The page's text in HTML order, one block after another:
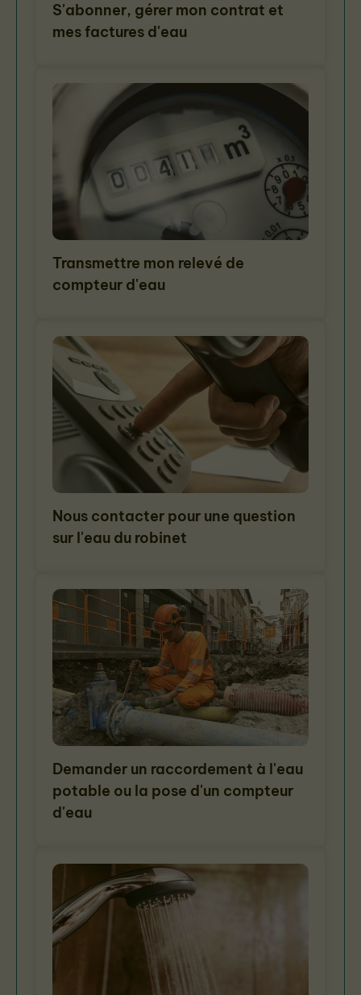
S'abonner, gérer mon contrat et
mes factures d'eau
Transmettre mon relevé de
compteur d'eau
Nous contacter pour une question
sur l'eau du robinet
Demander un raccordement à l'eau
potable ou la pose d'un compteur
d'eau